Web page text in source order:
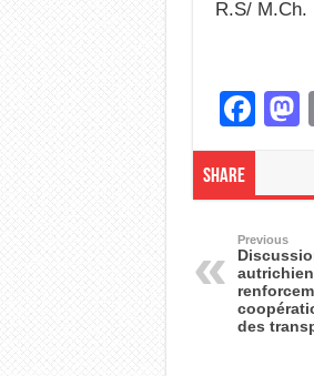
R.S/ M.Ch.
F
a
b
o
o
Share
Previous
des